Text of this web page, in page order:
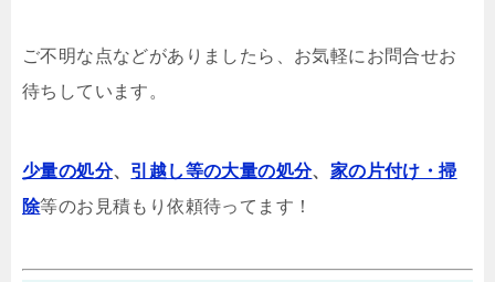
ご不明な点などがありましたら、お気軽にお問合せお
待ちしています。
少量の処分、 引越し等の大量の処分、 家の片付け・掃
除等のお見積もり依頼待ってます！